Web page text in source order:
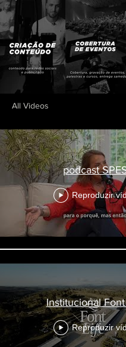
All Videos
podcast
Reproduzir
Institucional
Reproduzir